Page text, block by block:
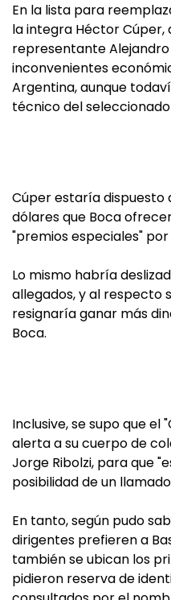
En la lista para
la integra Héctor Cúper,
representante
inconvenientes
Argentina, aunque
técnico del
Cúper estaría dispuesto
dólares que Boca
"premios especiales"
Lo mismo habría
allegados, y al respecto
resignaría ganar más
Boca.
Inclusive, se supo que el
alerta a su cuerpo de
Jorge Ribolzi, para que
posibilidad de un
En tanto, según pudo
dirigentes prefieren a
también se ubican los
pidieron reserva de